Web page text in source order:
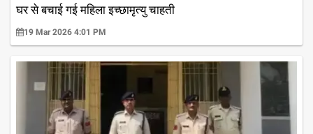
घर से बचाई गई महिला इच्छामृत्यु चाहती
19 Mar 2026 4:01 PM